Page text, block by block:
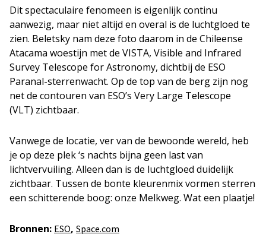
Dit spectaculaire fenomeen is eigenlijk continu
aanwezig, maar niet altijd en overal is de luchtgloed te
zien. Beletsky nam deze foto daarom in de Chileense
Atacama woestijn met de VISTA, Visible and Infrared
Survey Telescope for Astronomy, dichtbij de ESO
Paranal-sterrenwacht. Op de top van de berg zijn nog
net de contouren van ESO’s Very Large Telescope
(VLT) zichtbaar.
Vanwege de locatie, ver van de bewoonde wereld, heb
je op deze plek ‘s nachts bijna geen last van
lichtvervuiling. Alleen dan is de luchtgloed duidelijk
zichtbaar. Tussen de bonte kleurenmix vormen sterren
een schitterende boog: onze Melkweg. Wat een plaatje!
Bronnen: ESO, Space.com